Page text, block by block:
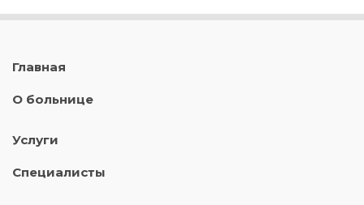
Главная
О больнице
Услуги
Специалисты